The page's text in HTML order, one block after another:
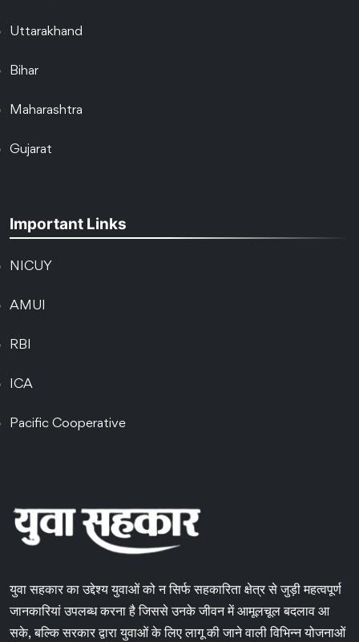
Uttarakhand
Bihar
Maharashtra
Gujarat
Important Links
NICUY
AMUI
RBI
ICA
Pacific Cooperative
युवा सहकार का उद्देश्य युवाओं को न सिर्फ सहकारिता क्षेत्र से जुड़ी महत्वपूर्ण
जानकारियां उपलब्ध करना है जिससे उनके जीवन में आमूलचूल बदलाव आ
सके, बल्कि सरकार द्वारा युवाओं के लिए लागू की जाने वाली विभिन्न योजनाओं